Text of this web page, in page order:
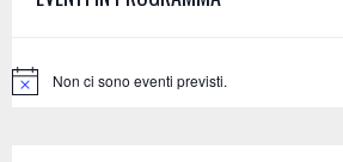
N
Non ci sono eventi previsti.